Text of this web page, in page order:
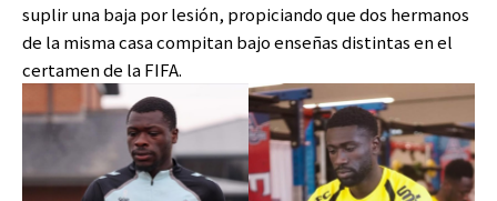
suplir una baja por lesión, propiciando que dos hermanos
de la misma casa compitan bajo enseñas distintas en el
certamen de la FIFA.